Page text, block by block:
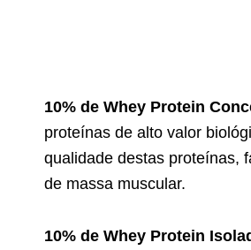
10% de Whey Protein
proteínas de alto valor
qualidade destas proteínas,
de massa muscular.
10% de Whey Protein